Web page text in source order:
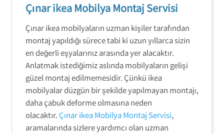
Çınar ikea Mobilya Montaj Servisi
Çınar ikea mobilyaların uzman kişiler tarafından
montaj yapıldığı sürece tabi ki uzun yıllarca sizin
en değerli eşyalarınız arasında yer alacaktır.
Anlatmak istediğimiz aslında mobilyaların gelişi
güzel montaj edilmemesidir. Çünkü ikea
mobilyalar düzgün bir şekilde yapılmayan montajı,
daha çabuk deforme olmasına neden
olacaktır. Çınar ikea Mobilya Montaj Servisi,
aramalarında sizlere yardımcı olan uzman